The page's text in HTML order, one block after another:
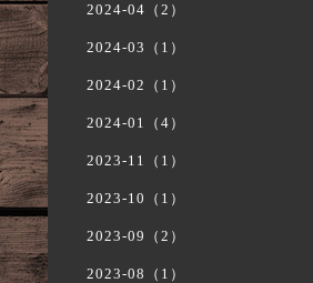
2024-04（2）
2024-03（1）
2024-02（1）
2024-01（4）
2023-11（1）
2023-10（1）
2023-09（2）
2023-08（1）